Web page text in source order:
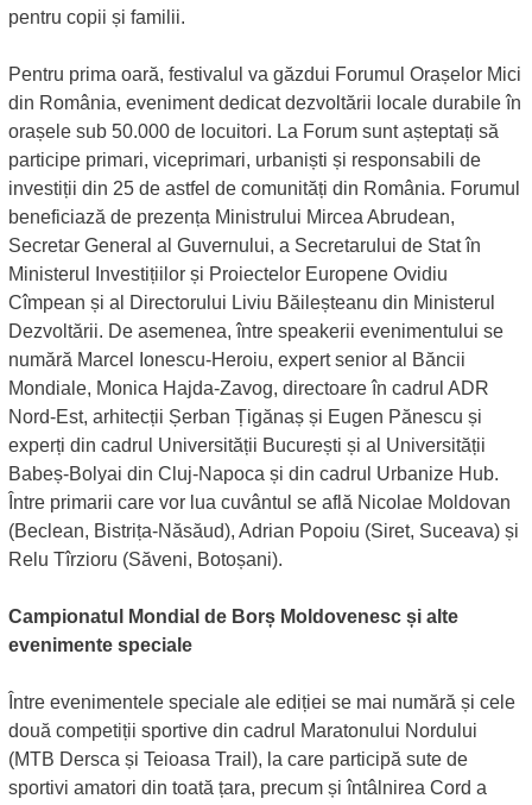
pentru copii și familii.
Pentru prima oară, festivalul va găzdui Forumul Orașelor Mici
din România, eveniment dedicat dezvoltării locale durabile în
orașele sub 50.000 de locuitori. La Forum sunt așteptați să
participe primari, viceprimari, urbaniști și responsabili de
investiții din 25 de astfel de comunități din România. Forumul
beneficiază de prezența Ministrului Mircea Abrudean,
Secretar General al Guvernului, a Secretarului de Stat în
Ministerul Investițiilor și Proiectelor Europene Ovidiu
Cîmpean și al Directorului Liviu Băileșteanu din Ministerul
Dezvoltării. De asemenea, între speakerii evenimentului se
numără Marcel Ionescu-Heroiu, expert senior al Băncii
Mondiale, Monica Hajda-Zavog, directoare în cadrul ADR
Nord-Est, arhitecții Șerban Țigănaș și Eugen Pănescu și
experți din cadrul Universității București și al Universității
Babeș-Bolyai din Cluj-Napoca și din cadrul Urbanize Hub.
Între primarii care vor lua cuvântul se află Nicolae Moldovan
(Beclean, Bistrița-Năsăud), Adrian Popoiu (Siret, Suceava) și
Relu Tîrzioru (Săveni, Botoșani).
Campionatul Mondial de Borș Moldovenesc și alte
evenimente speciale
Între evenimentele speciale ale ediției se mai numără și cele
două competiții sportive din cadrul Maratonului Nordului
(MTB Dersca și Teioasa Trail), la care participă sute de
sportivi amatori din toată țara, precum și întâlnirea Cord a